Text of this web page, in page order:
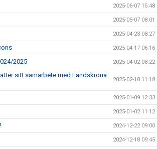
2025-06-07 15:48
2025-05-07 08:01
2025-04-23 08:27
2025-04-17 06:16
2025 2025-04-02 08:22
sitt samarbete med Landskrona
2025-02-18 11:18
2025-01-09 12:33
2025-01-02 11:12
2024-12-22 09:00
2024-12-18 09:45